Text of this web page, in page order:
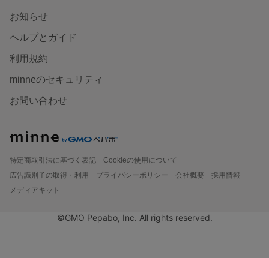
お知らせ
ヘルプとガイド
利用規約
minneのセキュリティ
お問い合わせ
特定商取引法に基づく表記
Cookieの使用について
広告識別子の取得・利用
プライバシーポリシー 会社概要
採用情報
メディアキット
©GMO Pepabo, Inc. All rights reserved.